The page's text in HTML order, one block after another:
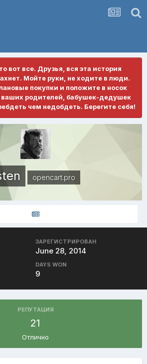
вот все. Друзья, вся эта история
Мойте руки, не ходите в люди.
покупки и положите в носок
ваших родителей, бабушек-дедушек
чем недобдеть. Берегите себя!
opencart.pro
ЗАРЕГИСТРИРОВАН
June 28, 2014
DAYS WON
9
РЕПУТАЦИЯ
21
Отлично